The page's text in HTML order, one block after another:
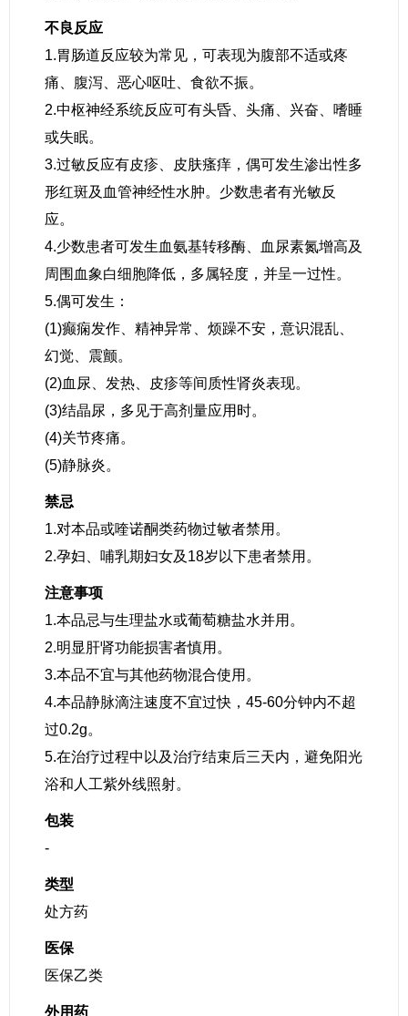
不良反应
1.胃肠道反应较为常见，可表现为腹部不适或疼
痛、腹泻、恶心呕吐、食欲不振。
2.中枢神经系统反应可有头昏、头痛、兴奋、嗜睡
或失眠。
3.过敏反应有皮疹、皮肤瘙痒，偶可发生渗出性多
形红斑及血管神经性水肿。少数患者有光敏反
应。
4.少数患者可发生血氨基转移酶、血尿素氮增高及
周围血象白细胞降低，多属轻度，并呈一过性。
5.偶可发生：
(1)癫痫发作、精神异常、烦躁不安，意识混乱、
幻觉、震颤。
(2)血尿、发热、皮疹等间质性肾炎表现。
(3)结晶尿，多见于高剂量应用时。
(4)关节疼痛。
(5)静脉炎。
禁忌
1.对本品或喹诺酮类药物过敏者禁用。
2.孕妇、哺乳期妇女及18岁以下患者禁用。
注意事项
1.本品忌与生理盐水或葡萄糖盐水并用。
2.明显肝肾功能损害者慎用。
3.本品不宜与其他药物混合使用。
4.本品静脉滴注速度不宜过快，45-60分钟内不超
过0.2g。
5.在治疗过程中以及治疗结束后三天内，避免阳光
浴和人工紫外线照射。
包装
-
类型
处方药
医保
医保乙类
外用药